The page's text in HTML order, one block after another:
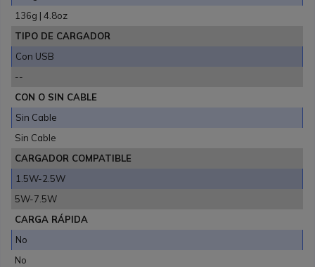
136g | 4.8oz
TIPO DE CARGADOR
Con USB
--
CON O SIN CABLE
Sin Cable
Sin Cable
CARGADOR COMPATIBLE
1.5W-2.5W
5W-7.5W
CARGA RÁPIDA
No
No